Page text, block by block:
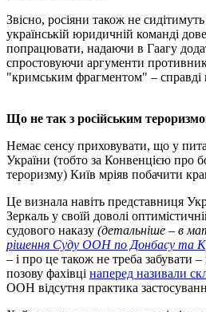
Звісно, росіяни також не
українській юридичній команді
попрацювати, надаючи в Гаагу
спростовуючи аргументи
"кримським фрагментом" – справді
Що не так з російським
Немає сенсу приховувати, що у
України (тобто за Конвенцією про
тероризму) Київ мріяв побачити
Це визнала навіть представниця
Зеркаль у своїй доволі
судового наказу (детальніше – в
рішення Суду ООН по Донбасу та
– і про це також не треба забувати
позову фахівці наперед називали
ООН відсутня практика